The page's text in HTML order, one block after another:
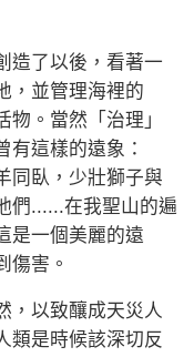
了以後，看著一
，並管理海裡的
。當然「治理」
有這樣的遠象：
同臥，少壯獅子與
們......在我聖山的遍
是一個美麗的遠
傷害。
以致釀成天災人
類是時候該深切反